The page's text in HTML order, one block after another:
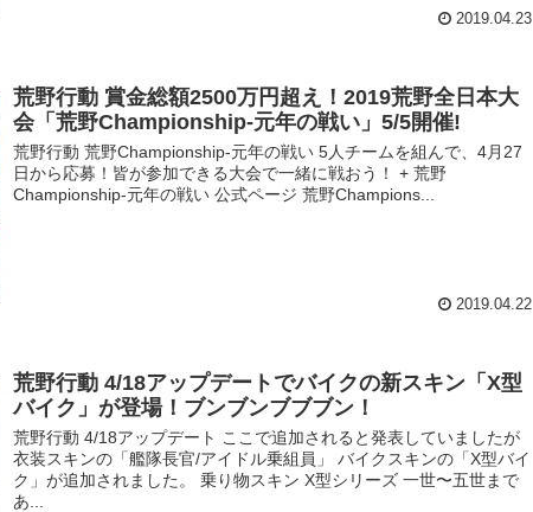
2019.04.23
荒野行動 賞金総額2500万円超え！2019荒野全日本大
会「荒野Championship-元年の戦い」5/5開催!
荒野行動 荒野Championship-元年の戦い 5人チームを組んで、4月27
日から応募！皆が参加できる大会で一緒に戦おう！ + 荒野
Championship-元年の戦い 公式ページ 荒野Champions...
2019.04.22
荒野行動 4/18アップデートでバイクの新スキン「X型
バイク」が登場！ブンブンブブブン！
荒野行動 4/18アップデート ここで追加されると発表していましたが
衣装スキンの「艦隊長官/アイドル乗組員」 バイクスキンの「X型バイ
ク」が追加されました。 乗り物スキン X型シリーズ 一世〜五世まで
あ...